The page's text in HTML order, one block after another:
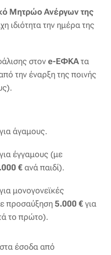
Μητρώο Ανέργων της
ιδιότητα την ημέρα της
στον e-ΕΦΚΑτα
την έναρξη της ποινής
για άγαμους.
για έγγαμους (με
€ ανά παιδί).
για μονογονεϊκές
προσαύξηση 5.000 € για
το πρώτο).
έσοδα από